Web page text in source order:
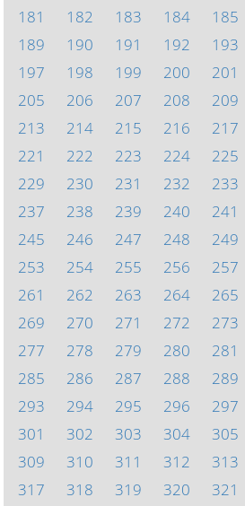
181
182 183 184 185
189
190 191 192 193
197
198 199 200 201
205
206 207 208 209
213
214 215 216 217
221
222 223 224 225
229
230 231 232 233
237
238 239 240 241
245
246 247 248 249
253
254 255 256 257
261
262 263 264 265
269
270 271 272 273
277
278 279 280 281
285
286 287 288 289
293
294 295 296 297
301
302 303 304 305
309
310 311 312 313
317
318 319 320 321